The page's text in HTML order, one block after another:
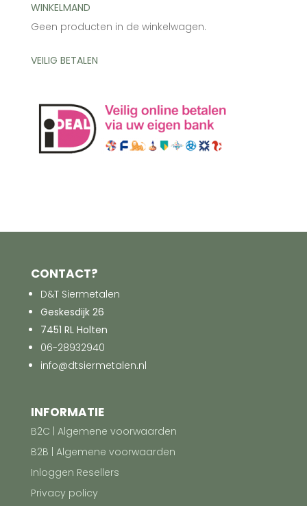
WINKELMAND
Geen producten in de winkelwagen.
VEILIG BETALEN
CONTACT?
D&T Siermetalen
Geskesdijk 26
7451 RL Holten
06-28932940
info@dtsiermetalen.nl
INFORMATIE
B2C | Algemene voorwaarden
B2B | Algemene voorwaarden
Inloggen Resellers
Privacy policy